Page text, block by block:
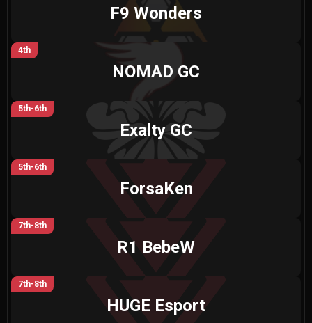
F9 Wonders
4th
NOMAD GC
5th-6th
Exalty GC
5th-6th
ForsaKen
7th-8th
R1 BebeW
7th-8th
HUGE Esport